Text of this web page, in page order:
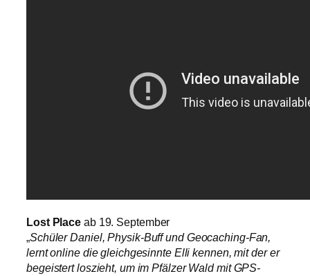
Lost Place ab 19. September
„Schüler Daniel, Physik-Buff und Geocaching-Fan,
lernt online die gleichgesinnte Elli kennen, mit der er
begeistert loszieht, um im Pfälzer Wald mit GPS-